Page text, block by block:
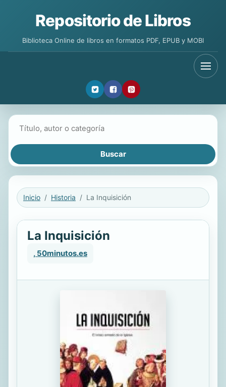
Repositorio de Libros
Biblioteca Online de libros en formatos PDF, EPUB y MOBI
Inicio Historia La Inquisición
La Inquisición
, 50minutos.es